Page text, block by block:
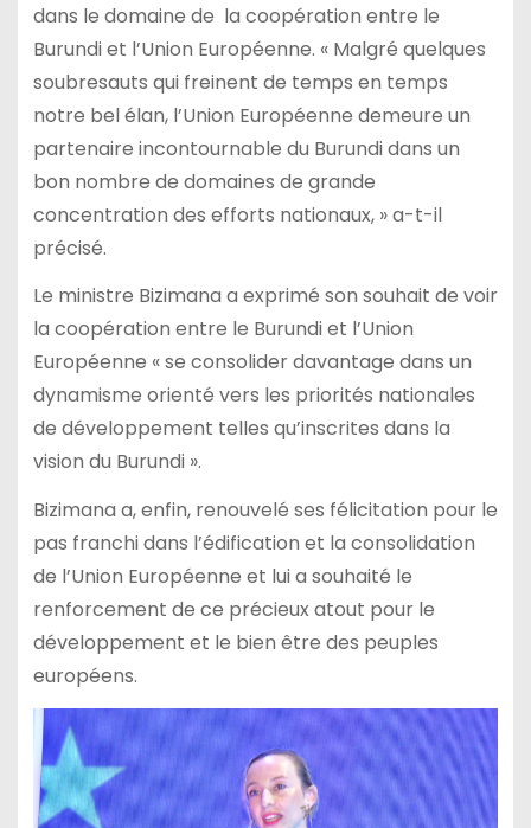
dans le domaine de la coopération entre le
Burundi et l’Union Européenne. « Malgré quelques
soubresauts qui freinent de temps en temps
notre bel élan, l’Union Européenne demeure un
partenaire incontournable du Burundi dans un
bon nombre de domaines de grande
concentration des efforts nationaux, » a-t-il
précisé.
Le ministre Bizimana a exprimé son souhait de voir
la coopération entre le Burundi et l’Union
Européenne « se consolider davantage dans un
dynamisme orienté vers les priorités nationales
de développement telles qu’inscrites dans la
vision du Burundi ».
Bizimana a, enfin, renouvelé ses félicitation pour le
pas franchi dans l’édification et la consolidation
de l’Union Européenne et lui a souhaité le
renforcement de ce précieux atout pour le
développement et le bien être des peuples
européens.